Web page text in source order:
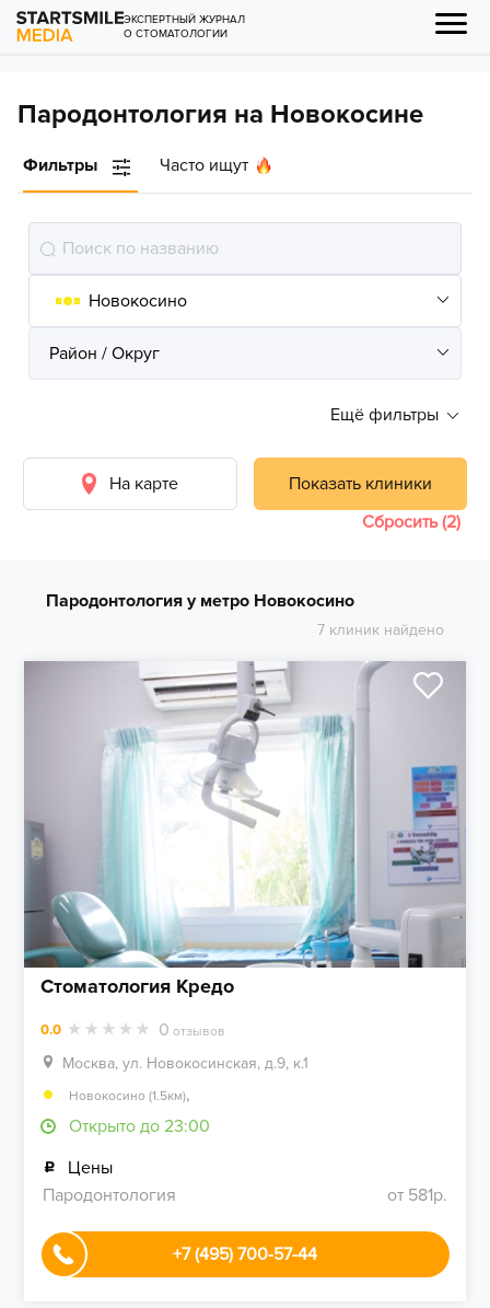
ЭКСПЕРТНЫЙ ЖУРНАЛ
О СТОМАТОЛОГИИ
Пародонтология на Новокосине
Фильтры Часто ищут
Ещё фильтры
На карте
Показать клиники
Сбросить (2)
Пародонтология у метро Новокосино
7 клиник найдено
Стоматология Кредо
0.0 0 отзывов
Москва, ул. Новокосинская, д.9, к.1
Новокосино (1.5км),
Открыто до 23:00
Цены
Пародонтология
от 581р.
+7 (495) 700-57-44